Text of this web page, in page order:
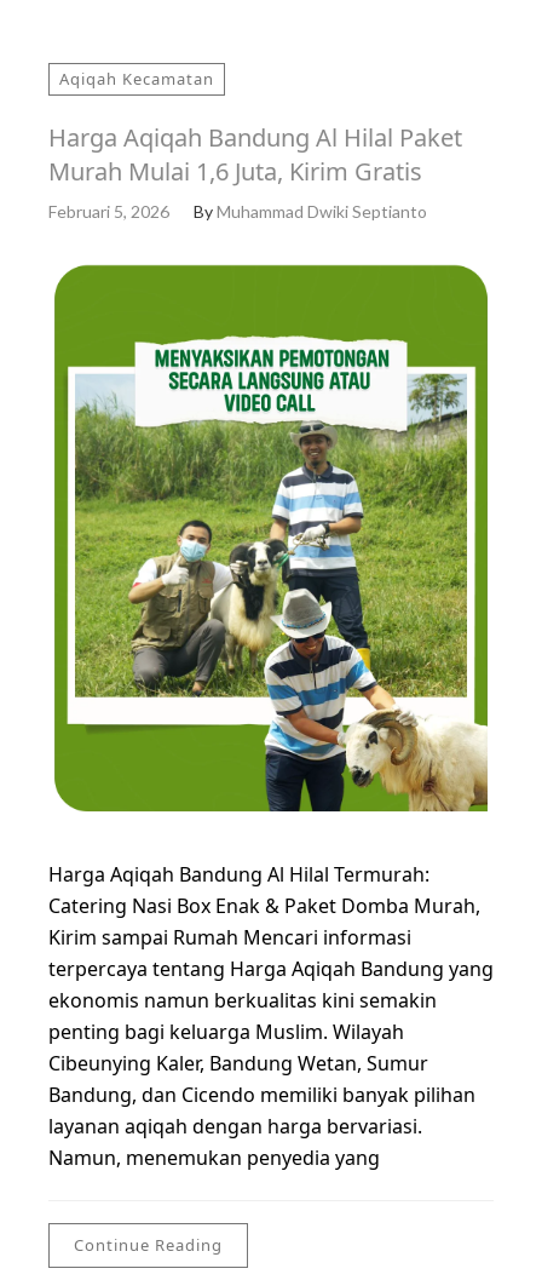
Aqiqah Kecamatan
Harga Aqiqah Bandung Al Hilal Paket
Murah Mulai 1,6 Juta, Kirim Gratis
Februari 5, 2026 ByMuhammad Dwiki Septianto
Harga Aqiqah Bandung Al Hilal Termurah:
Catering Nasi Box Enak & Paket Domba Murah,
Kirim sampai Rumah Mencari informasi
terpercaya tentang Harga Aqiqah Bandung yang
ekonomis namun berkualitas kini semakin
penting bagi keluarga Muslim. Wilayah
Cibeunying Kaler, Bandung Wetan, Sumur
Bandung, dan Cicendo memiliki banyak pilihan
layanan aqiqah dengan harga bervariasi.
Namun, menemukan penyedia yang
Continue Reading